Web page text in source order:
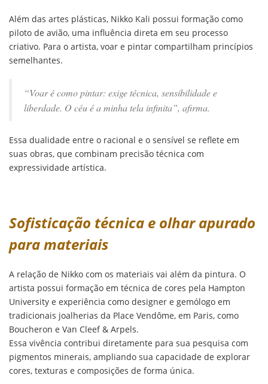
Além das artes plásticas, Nikko Kali possui formação como
piloto de avião, uma influência direta em seu processo
criativo. Para o artista, voar e pintar compartilham princípios
semelhantes.
“Voar é como pintar: exige técnica, sensibilidade e
liberdade. O céu é a minha tela infinita”, afirma.
Essa dualidade entre o racional e o sensível se reflete em
suas obras, que combinam precisão técnica com
expressividade artística.
Sofisticação técnica e olhar apurado
para materiais
A relação de Nikko com os materiais vai além da pintura. O
artista possui formação em técnica de cores pela Hampton
University e experiência como designer e gemólogo em
tradicionais joalherias da Place Vendôme, em Paris, como
Boucheron e Van Cleef & Arpels.
Essa vivência contribui diretamente para sua pesquisa com
pigmentos minerais, ampliando sua capacidade de explorar
cores, texturas e composições de forma única.